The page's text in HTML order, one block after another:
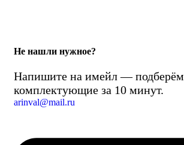
Не нашли нужное?
Напишите на имейл — подберём
комплектующие за 10 минут.
arinval@mail.ru